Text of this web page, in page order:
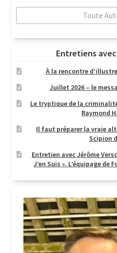
Toute
Entretiens
À la rencontre
Juillet 2026 – le
Le tryptique de la
Raymond
Il faut préparer la vraie
Scipion
Entretien avec Jérôme
J’en Suis ». L’équipage de